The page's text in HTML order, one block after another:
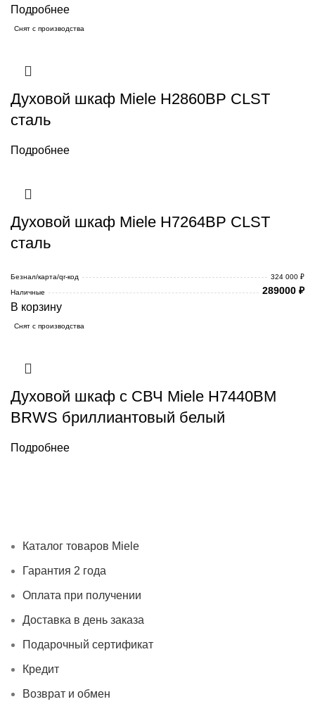
Подробнее
Снят с производства
Духовой шкаф Miele H2860BP CLST
сталь
Подробнее
Духовой шкаф Miele H7264BP CLST
сталь
Безнал/карта/qr-код
324 000 ₽
Наличные
289000 ₽
В корзину
Снят с производства
Духовой шкаф с СВЧ Miele H7440BM
BRWS бриллиантовый белый
Подробнее
Каталог товаров Miele
Гарантия 2 года
Оплата при получении
Доставка в день заказа
Подарочный сертификат
Кредит
Возврат и обмен